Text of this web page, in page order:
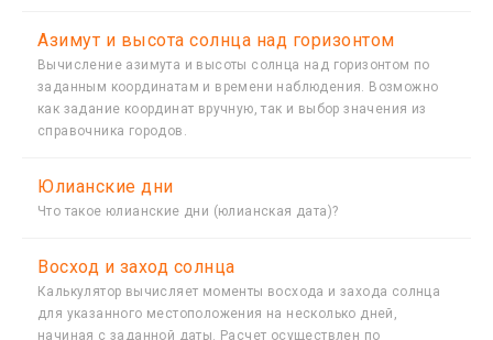
Азимут и высота солнца над горизонтом
Вычисление азимута и высоты солнца над горизонтом по
заданным координатам и времени наблюдения. Возможно
как задание координат вручную, так и выбор значения из
справочника городов.
Юлианские дни
Что такое юлианские дни (юлианская дата)?
Восход и заход солнца
Калькулятор вычисляет моменты восхода и захода солнца
для указанного местоположения на несколько дней,
начиная с заданной даты. Расчет осуществлен по